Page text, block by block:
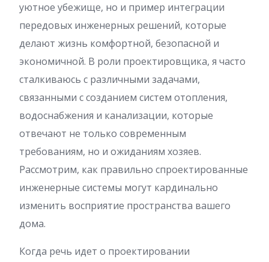
уютное убежище, но и пример интеграции
передовых инженерных решений, которые
делают жизнь комфортной, безопасной и
экономичной. В роли проектировщика, я часто
сталкиваюсь с различными задачами,
связанными с созданием систем отопления,
водоснабжения и канализации, которые
отвечают не только современным
требованиям, но и ожиданиям хозяев.
Рассмотрим, как правильно спроектированные
инженерные системы могут кардинально
изменить восприятие пространства вашего
дома.
Когда речь идет о проектировании